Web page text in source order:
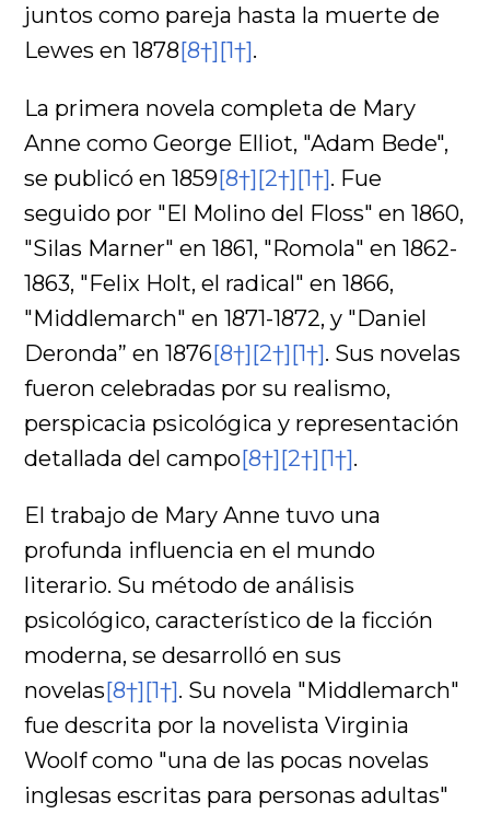
juntos como pareja hasta la muerte de
Lewes en 1878[8†][1†].
La primera novela completa de Mary
Anne como George Elliot, "Adam Bede",
se publicó en 1859[8†][2†][1†]. Fue
seguido por "El Molino del Floss" en 1860,
"Silas Marner" en 1861, "Romola" en 1862-
1863, "Felix Holt, el radical" en 1866,
"Middlemarch" en 1871-1872, y "Daniel
Deronda” en 1876[8†][2†][1†]. Sus novelas
fueron celebradas por su realismo,
perspicacia psicológica y representación
detallada del campo[8†][2†][1†].
El trabajo de Mary Anne tuvo una
profunda influencia en el mundo
literario. Su método de análisis
psicológico, característico de la ficción
moderna, se desarrolló en sus
novelas[8†][1†]. Su novela "Middlemarch"
fue descrita por la novelista Virginia
Woolf como "una de las pocas novelas
inglesas escritas para personas adultas"